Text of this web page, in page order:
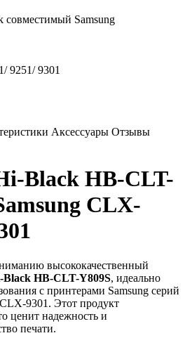
Samsung
9251/ 9301
Аксессуары Отзывы
Black HB-CLT-
CLX-
высококачественный
HB-CLT-Y809S, идеально
с принтерами Samsung серий
9301. Этот продукт
ценит надежность и
печати.